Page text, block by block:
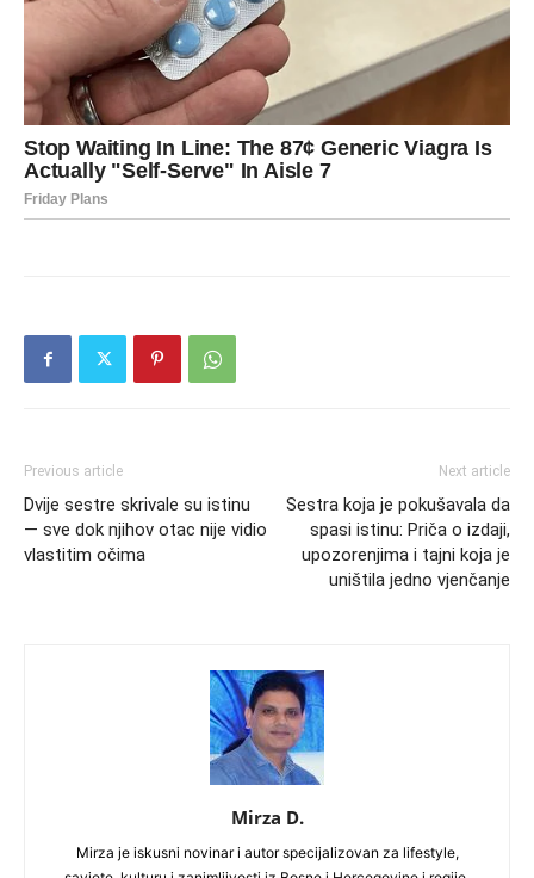
Previous article
Dvije sestre skrivale su istinu
— sve dok njihov otac nije vidio
vlastitim očima
Next article
Sestra koja je pokušavala da
spasi istinu: Priča o izdaji,
upozorenjima i tajni koja je
uništila jedno vjenčanje
Mirza D.
Mirza je iskusni novinar i autor specijalizovan za lifestyle,